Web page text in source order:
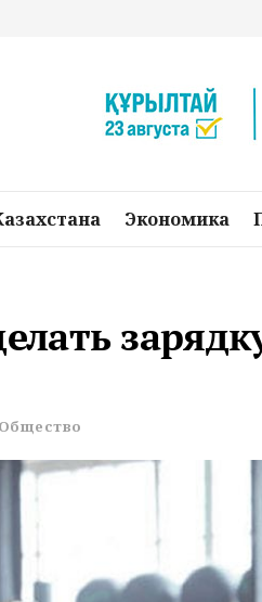
Экономика
Общество